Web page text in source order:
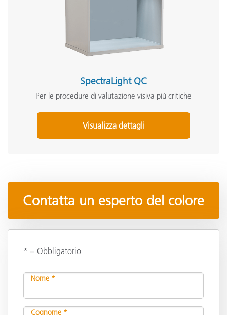
SpectraLight QC
Per le procedure di valutazione visiva più critiche
Visualizza dettagli
Contatta un esperto del colore
* = Obbligatorio
Nome *
Cognome *